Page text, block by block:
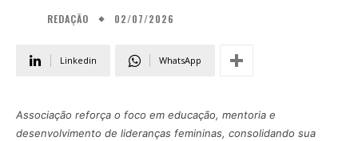
REDAÇÃO 02/07/2026
Linkedin WhatsApp
Associação reforça o foco em educação, mentoria e
desenvolvimento de lideranças femininas, consolidando sua